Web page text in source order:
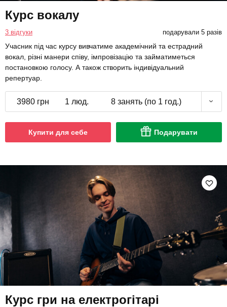
Курс вокалу
3 відгуки подарували 5 разів
Учасник під час курсу вивчатиме академічний та естрадний
вокал, різні манери співу, імпровізацію та займатиметься
постановкою голосу. А також створить індивідуальний
репертуар.
3980 грн 1 люд. 8 занять (по 1 год.)
Купити для себе Подарувати
Курс гри на електрогітарі